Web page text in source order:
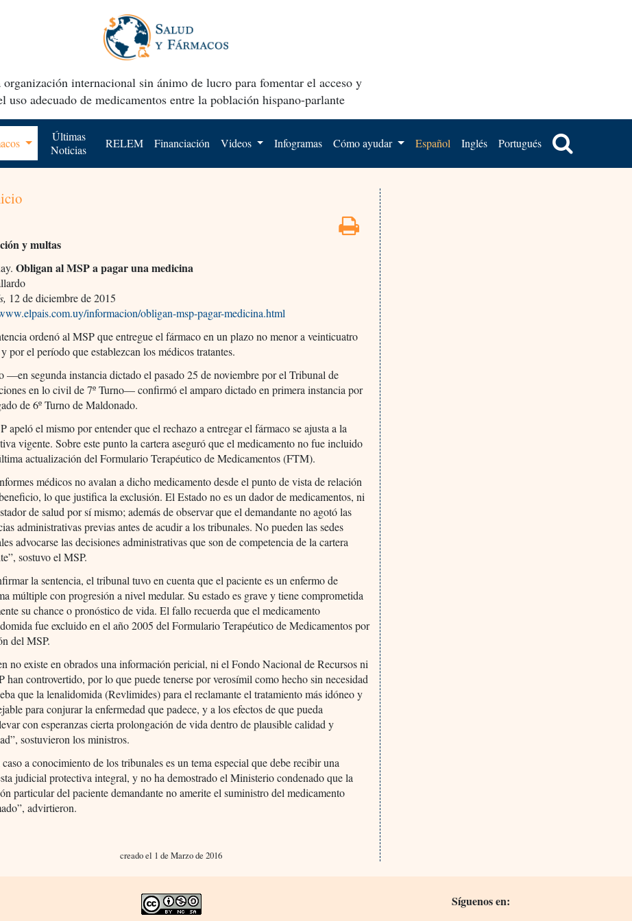
organización internacional sin ánimo de lucro para fomentar el acceso y
uso adecuado de medicamentos entre la población hispano-parlante
Últimas
Noticias
RELEM Financiación Videos Infogramas Cómo ayudar Español Inglés Portugués
y multas
Obligan al MSP a pagar una medicina
12 de diciembre de 2015
informacion/obligan-msp-pagar-medicina.html
ordenó al MSP que entregue el fármaco en un plazo no menor a veinticuatro
por el período que establezcan los médicos tratantes.
—en segunda instancia dictado el pasado 25 de noviembre por el Tribunal de
en lo civil de 7º Turno— confirmó el amparo dictado en primera instancia por
de 6º Turno de Maldonado.
apeló el mismo por entender que el rechazo a entregar el fármaco se ajusta a la
vigente. Sobre este punto la cartera aseguró que el medicamento no fue incluido
actualización del Formulario Terapéutico de Medicamentos (FTM).
médicos no avalan a dicho medicamento desde el punto de vista de relación
lo que justifica la exclusión. El Estado no es un dador de medicamentos, ni
de salud por sí mismo; además de observar que el demandante no agotó las
administrativas previas antes de acudir a los tribunales. No pueden las sedes
advocarse las decisiones administrativas que son de competencia de la cartera
sostuvo el MSP.
la sentencia, el tribunal tuvo en cuenta que el paciente es un enfermo de
múltiple con progresión a nivel medular. Su estado es grave y tiene comprometida
su chance o pronóstico de vida. El fallo recuerda que el medicamento
fue excluido en el año 2005 del Formulario Terapéutico de Medicamentos por
del MSP.
no existe en obrados una información pericial, ni el Fondo Nacional de Recursos ni
han controvertido, por lo que puede tenerse por verosímil como hecho sin necesidad
que la lenalidomida (Revlimides) para el reclamante el tratamiento más idóneo y
para conjurar la enfermedad que padece, y a los efectos de que pueda
con esperanzas cierta prolongación de vida dentro de plausible calidad y
sostuvieron los ministros.
caso a conocimiento de los tribunales es un tema especial que debe recibir una
judicial protectiva integral, y no ha demostrado el Ministerio condenado que la
particular del paciente demandante no amerite el suministro del medicamento
advirtieron.
creado el 1 de Marzo de 2016
Síguenos en: